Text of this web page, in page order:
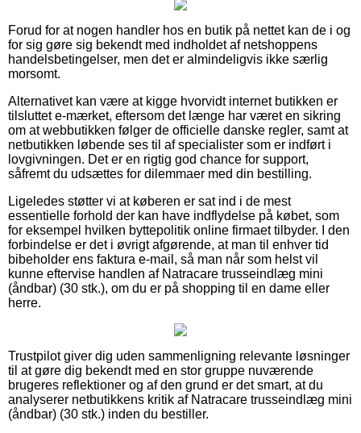
Forud for at nogen handler hos en butik på nettet kan de i og
for sig gøre sig bekendt med indholdet af netshoppens
handelsbetingelser, men det er almindeligvis ikke særlig
morsomt.
Alternativet kan være at kigge hvorvidt internet butikken er
tilsluttet e-mærket, eftersom det længe har været en sikring
om at webbutikken følger de officielle danske regler, samt at
netbutikken løbende ses til af specialister som er indført i
lovgivningen. Det er en rigtig god chance for support,
såfremt du udsættes for dilemmaer med din bestilling.
Ligeledes støtter vi at køberen er sat ind i de mest
essentielle forhold der kan have indflydelse på købet, som
for eksempel hvilken byttepolitik online firmaet tilbyder. I den
forbindelse er det i øvrigt afgørende, at man til enhver tid
bibeholder ens faktura e-mail, så man når som helst vil
kunne eftervise handlen af Natracare trusseindlæg mini
(åndbar) (30 stk.), om du er på shopping til en dame eller
herre.
Trustpilot giver dig uden sammenligning relevante løsninger
til at gøre dig bekendt med en stor gruppe nuværende
brugeres reflektioner og af den grund er det smart, at du
analyserer netbutikkens kritik af Natracare trusseindlæg mini
(åndbar) (30 stk.) inden du bestiller.